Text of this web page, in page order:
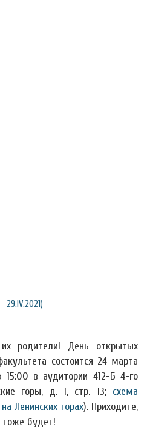
29.IV.2021)
родители! День открытых
состоится 24 марта
15:00 в аудитории 412-Б 4-го
горы, д. 1, стр. 13; схема
Ленинских горах). Приходите,
тоже будет!